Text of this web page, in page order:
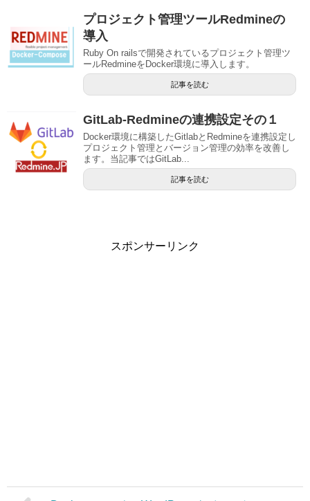
プロジェクト管理ツールRedmineの
導入
Ruby On railsで開発されているプロジェクト管理ツ
ールRedmineをDocker環境に導入します。
記事を読む
GitLab-Redmineの連携設定その１
Docker環境に構築したGitlabとRedmineを連携設定し
プロジェクト管理とバージョン管理の効率を改善し
ます。当記事ではGitLab...
記事を読む
スポンサーリンク